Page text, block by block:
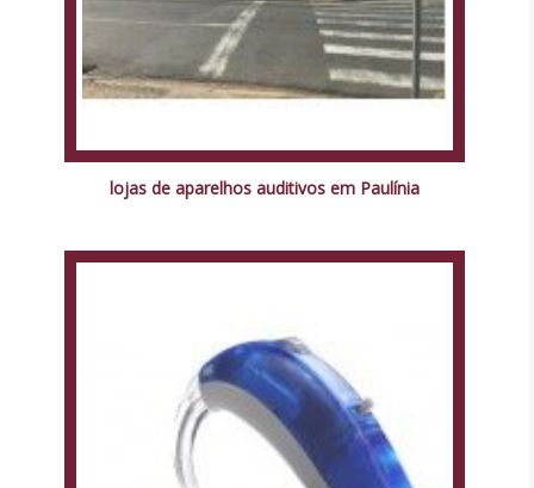
lojas de aparelhos auditivos em Paulínia